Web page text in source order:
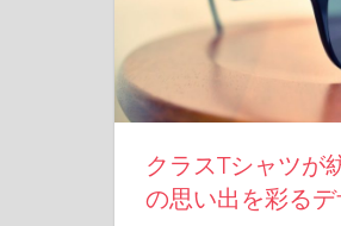
クラスTシャツが
の思い出を彩る